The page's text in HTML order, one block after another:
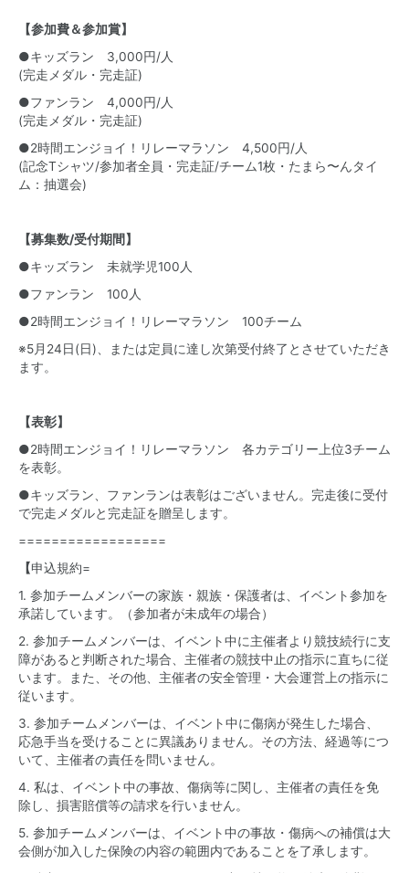
【参加費＆参加賞】
●キッズラン 3,000円/人
(完走メダル・完走証)
●ファンラン 4,000円/人
(完走メダル・完走証)
●2時間エンジョイ！リレーマラソン 4,500円/人
(記念Tシャツ/参加者全員・完走証/チーム1枚・たまら〜んタイ
ム：抽選会)
【募集数/受付期間】
●キッズラン 未就学児100人
●ファンラン 100人
●2時間エンジョイ！リレーマラソン 100チーム
※5月24日(日)、または定員に達し次第受付終了とさせていただき
ます。
【表彰】
●2時間エンジョイ！リレーマラソン 各カテゴリー上位3チーム
を表彰。
●キッズラン、ファンランは表彰はございません。完走後に受付
で完走メダルと完走証を贈呈します。
==================
【申込規約=
1. 参加チームメンバーの家族・親族・保護者は、イベント参加を
承諾しています。（参加者が未成年の場合）
2. 参加チームメンバーは、イベント中に主催者より競技続行に支
障があると判断された場合、主催者の競技中止の指示に直ちに従
います。また、その他、主催者の安全管理・大会運営上の指示に
従います。
3. 参加チームメンバーは、イベント中に傷病が発生した場合、
応急手当を受けることに異議ありません。その方法、経過等につ
いて、主催者の責任を問いません。
4. 私は、イベント中の事故、傷病等に関し、主催者の責任を免
除し、損害賠償等の請求を行いません。
5. 参加チームメンバーは、イベント中の事故・傷病への補償は大
会側が加入した保険の内容の範囲内であることを了承します。